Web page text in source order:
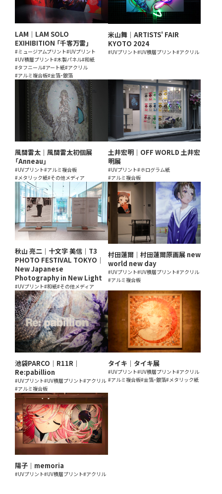
LAM｜LAM SOLO
EXIHIBITION 「千客万雷」
#ミュージアムプリント#UVプリント
#UV積層プリント#木製パネル#和紙
#タフニール#アート紙#アクリル
#アルミ複合板#金箔・銀箔
米山舞｜ARTISTS' FAIR
KYOTO 2024
#UVプリント#UV積層プリント#アクリル
風間雷太｜風間雷太初個展
「Anneau」
#UVプリント#アルミ複合板
#メタリック紙#その他メディア
土井宏明｜OFF WORLD 土井宏
明展
#UVプリント#ホログラム紙
#アルミ複合板
秋山 亮二｜十文字 美信｜T3
PHOTO FESTIVAL TOKYO｜
New Japanese
Photography in New Light
#UVプリント#和紙#その他メディア
村田蓮爾｜村田蓮爾原画展 new
world new day
#UVプリント#UV積層プリント#アクリル
#アルミ複合板
池袋PARCO｜R11R｜
Re:pabillion
#UVプリント#UV積層プリント#アクリル
#アルミ複合板
タイキ｜タイキ展
#UVプリント#UV積層プリント#アクリル
#アルミ複合板#金箔・銀箔#メタリック紙
陽子｜memoria
#UVプリント#UV積層プリント#アクリル